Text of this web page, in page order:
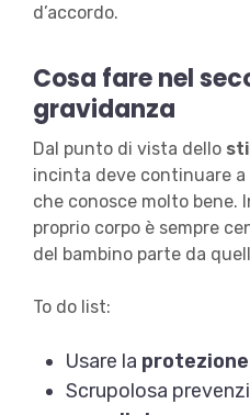
d’accordo.
Cosa fare nel
gravidanza
Dal punto di vista dello
incinta deve continuare a
che conosce molto bene.
proprio corpo è sempre
del bambino parte da
To do list:
Usare la
Scrupolosa